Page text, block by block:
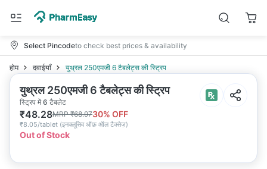
Select Pincodeto check best prices & availability
होम दवाईयाँ युथ्रल 250एमजी 6 टैबलेट्स की स्ट्रिप
युथ्रल 250एमजी 6 टैबलेट्स की स्ट्रिप
स्ट्रिप में 6 टैबलेट
₹48.28MRP₹68.9730% OFF
₹8.05/tablet (इनक्लूसिव ऑफ़ ऑल टैक्सेज़)
Out of Stock